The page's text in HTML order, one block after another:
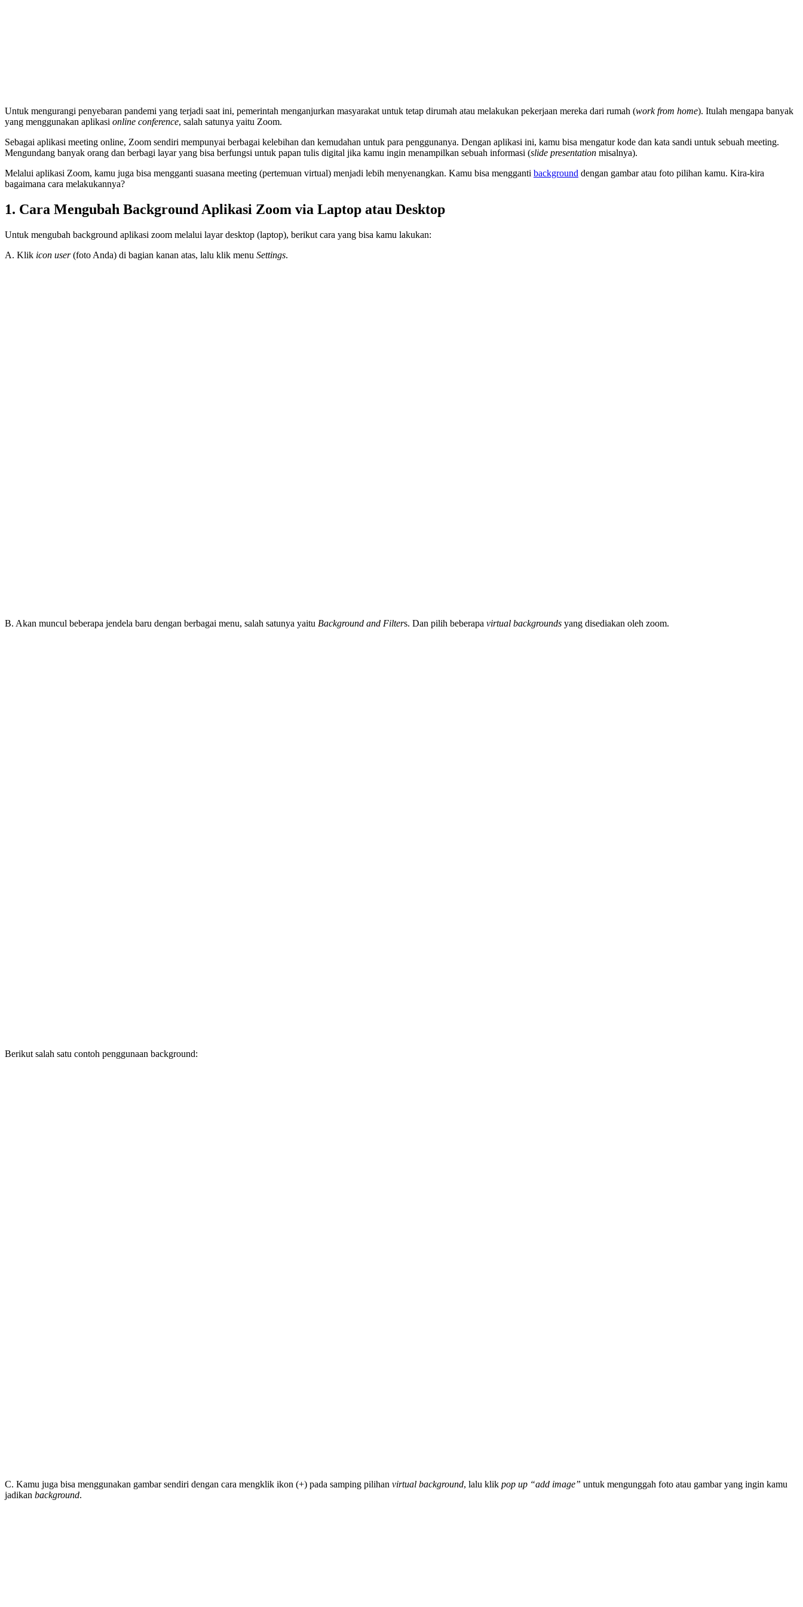
Untuk mengurangi penyebaran pandemi yang terjadi saat ini, pemerintah menganjurkan masyarakat untuk tetap dirumah atau melakukan pekerjaan mereka dari rumah (work from home). Itulah mengapa banyak
yang menggunakan aplikasi online conference, salah satunya yaitu Zoom.
Sebagai aplikasi meeting online, Zoom sendiri mempunyai berbagai kelebihan dan kemudahan untuk para penggunanya. Dengan aplikasi ini, kamu bisa mengatur kode dan kata sandi untuk sebuah meeting.
Mengundang banyak orang dan berbagi layar yang bisa berfungsi untuk papan tulis digital jika kamu ingin menampilkan sebuah informasi (slide presentation misalnya).
Melalui aplikasi Zoom, kamu juga bisa mengganti suasana meeting (pertemuan virtual) menjadi lebih menyenangkan. Kamu bisa mengganti background dengan gambar atau foto pilihan kamu. Kira-kira
bagaimana cara melakukannya?
1. Cara Mengubah Background Aplikasi Zoom via Laptop atau Desktop
Untuk mengubah background aplikasi zoom melalui layar desktop (laptop), berikut cara yang bisa kamu lakukan:
A. Klik icon user(foto Anda) di bagian kanan atas, lalu klik menu Settings.
B. Akan muncul beberapa jendela baru dengan berbagai menu, salah satunya yaitu Background and Filters. Dan pilih beberapa virtual backgrounds yang disediakan oleh zoom.
Berikut salah satu contoh penggunaan background:
C. Kamu juga bisa menggunakan gambar sendiri dengan cara mengklik ikon (+) pada samping pilihan virtual background, lalu klik pop up “add image” untuk mengunggah foto atau gambar yang ingin kamu
jadikan background.